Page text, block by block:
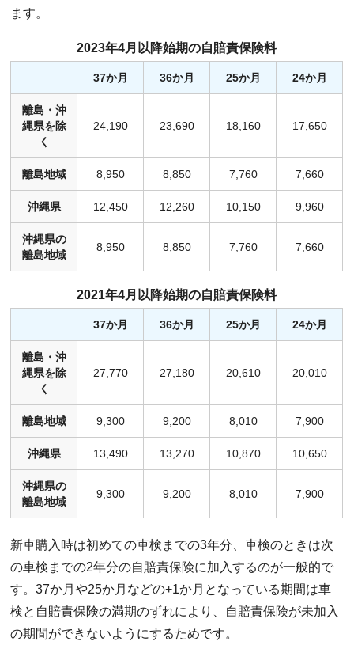
ます。
2023年4月以降始期の自賠責保険料
37か月 36か月 25か月 24か月
離島・沖
縄県を除
く
24,190 23,690 18,160 17,650
離島地域 8,950 8,850 7,760 7,660
沖縄県 12,450 12,260 10,150 9,960
沖縄県の
離島地域
8,950 8,850 7,760 7,660
2021年4月以降始期の自賠責保険料
37か月 36か月 25か月 24か月
離島・沖
縄県を除
く
27,770 27,180 20,610 20,010
離島地域 9,300 9,200 8,010 7,900
沖縄県 13,490 13,270 10,870 10,650
沖縄県の
離島地域
9,300 9,200 8,010 7,900
新車購入時は初めての車検までの3年分、車検のときは次
の車検までの2年分の自賠責保険に加入するのが一般的で
す。37か月や25か月などの+1か月となっている期間は車
検と自賠責保険の満期のずれにより、自賠責保険が未加入
の期間ができないようにするためです。